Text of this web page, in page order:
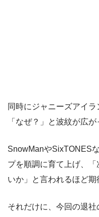
同時にジャニーズアイラ
「なぜ？」と波紋が広が
SnowManやSixTONES
プを順調に育て上げ、
いか」と言われるほど期
それだけに、今回の退